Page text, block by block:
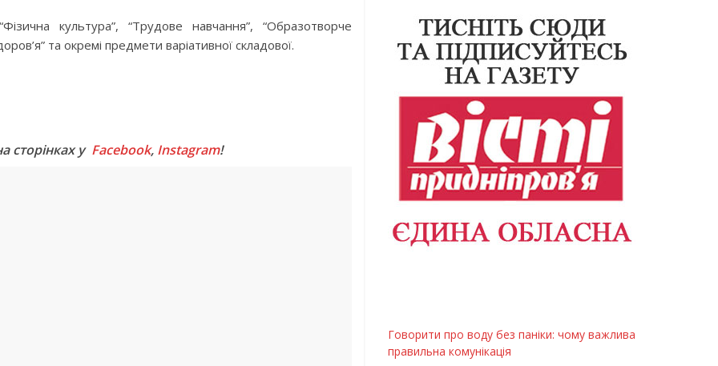
культура”, “Трудове навчання”, “Образотворче
та окремі предмети варіативної складової.
сторінках у Facebook, Instagram!
Говорити про воду без паніки: чому важлива
правильна комунікація